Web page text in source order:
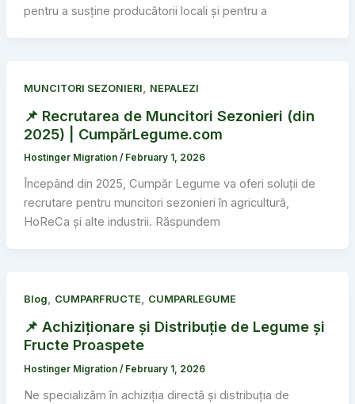
pentru a susține producătorii locali și pentru a
MUNCITORI SEZONIERI, NEPALEZI
📌 Recrutarea de Muncitori Sezonieri (din
2025) | CumpărLegume.com
Hostinger Migration / February 1, 2026
Începând din 2025, Cumpăr Legume va oferi soluții de
recrutare pentru muncitori sezonieri în agricultură,
HoReCa și alte industrii. Răspundem
Blog, CUMPARFRUCTE, CUMPARLEGUME
📌 Achiziționare și Distribuție de Legume și
Fructe Proaspete
Hostinger Migration / February 1, 2026
Ne specializăm în achiziția directă și distribuția de